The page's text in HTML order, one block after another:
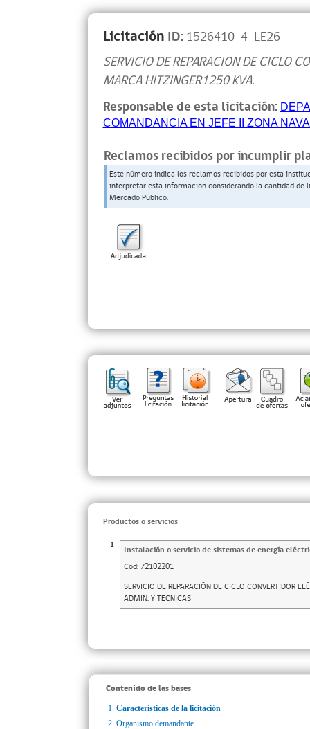
Licitación ID:1526410-4-LE26
SERVICIO DE REPARACION DE CICLO
MARCA HITZINGER1250 KVA.
Responsable de esta licitación:
COMANDANCIA EN JEFE II ZONA
Reclamos recibidos por incumplir
Este número indica los reclamos recibidos por esta
interpretar esta información considerando la cantidad
Mercado Público.
Productos o servicios
1
Instalación o servicio de sistemas de energía
Cod: 72102201
SERVICIO DE REPARACIÓN DE CICLO CONVERTIDOR
ADMIN. Y TECNICAS
Contenido de las bases
1. Características de la licitación
2. Organismo demandante